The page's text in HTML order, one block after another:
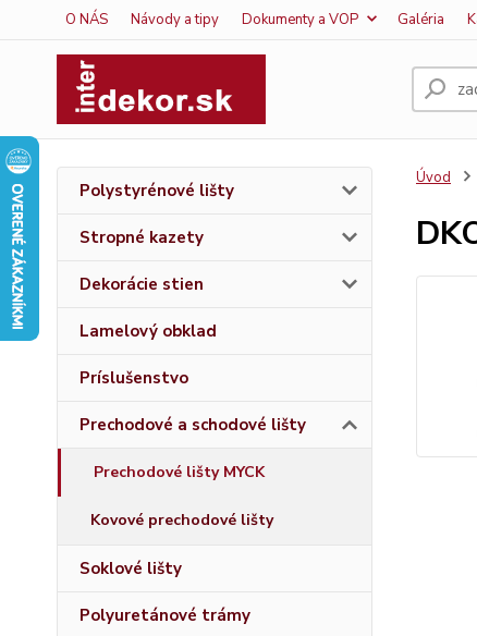
O NÁS Návody a tipy Dokumenty a VOP Galéria
Polystyrénové lišty
Stropné kazety
Dekorácie stien
Lamelový obklad
Príslušenstvo
Prechodové a schodové lišty
Prechodové lišty MYCK
Kovové prechodové lišty
Soklové lišty
Polyuretánové trámy
Úvod